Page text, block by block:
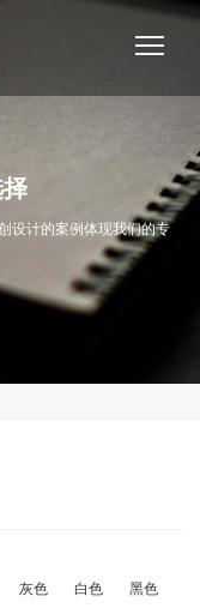
设计的案例体现我们的专
灰色 白色 黑色